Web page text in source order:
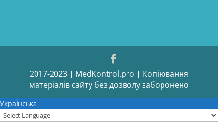
2017-2023 | MedKontrol.pro | Копіювання
матеріалів сайту без дозволу заборонено
УкраЇнська